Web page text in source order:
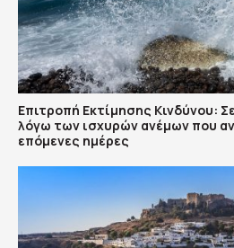
Επιτροπή Εκτίμησης Κινδύνου:
λόγω των ισχυρών ανέμων που
επόμενες ημέρες